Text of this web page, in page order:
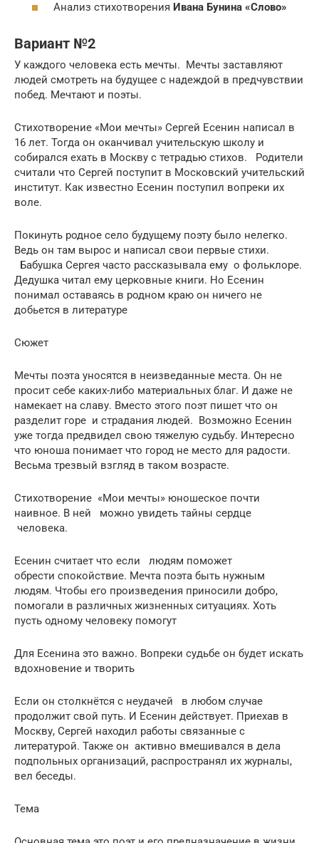
Анализ стихотворения Ивана Бунина «Слово»
Вариант №2
У каждого человека есть мечты. Мечты заставляют
людей смотреть на будущее с надеждой в предчувствии
побед. Мечтают и поэты.
Стихотворение «Мои мечты» Сергей Есенин написал в
16 лет. Тогда он оканчивал учительскую школу и
собирался ехать в Москву с тетрадью стихов. Родители
считали что Сергей поступит в Московский учительский
институт. Как известно Есенин поступил вопреки их
воле.
Покинуть родное село будущему поэту было нелегко.
Ведь он там вырос и написал свои первые стихи.
Бабушка Сергея часто рассказывала ему о фольклоре.
Дедушка читал ему церковные книги. Но Есенин
понимал оставаясь в родном краю он ничего не
добьется в литературе
Сюжет
Мечты поэта уносятся в неизведанные места. Он не
просит себе каких-либо материальных благ. И даже не
намекает на славу. Вместо этого поэт пишет что он
разделит горе и страдания людей. Возможно Есенин
уже тогда предвидел свою тяжелую судьбу. Интересно
что юноша понимает что город не место для радости.
Весьма трезвый взгляд в таком возрасте.
Стихотворение «Мои мечты» юношеское почти
наивное. В ней можно увидеть тайны сердце
человека.
Есенин считает что если людям поможет
обрести спокойствие. Мечта поэта быть нужным
людям. Чтобы его произведения приносили добро,
помогали в различных жизненных ситуациях. Хоть
пусть одному человеку помогут
Для Есенина это важно. Вопреки судьбе он будет искать
вдохновение и творить
Если он столкнётся с неудачей в любом случае
продолжит свой путь. И Есенин действует. Приехав в
Москву, Сергей находил работы связанные с
литературой. Также он активно вмешивался в дела
подпольных организаций, распространял их журналы,
вел беседы.
Тема